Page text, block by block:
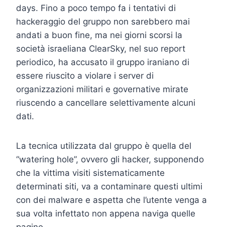
days. Fino a poco tempo fa i tentativi di
hackeraggio del gruppo non sarebbero mai
andati a buon fine, ma nei giorni scorsi la
società israeliana ClearSky, nel suo report
periodico, ha accusato il gruppo iraniano di
essere riuscito a violare i server di
organizzazioni militari e governative mirate
riuscendo a cancellare selettivamente alcuni
dati.
La tecnica utilizzata dal gruppo è quella del
“watering hole”, ovvero gli hacker, supponendo
che la vittima visiti sistematicamente
determinati siti, va a contaminare questi ultimi
con dei malware e aspetta che l’utente venga a
sua volta infettato non appena naviga quelle